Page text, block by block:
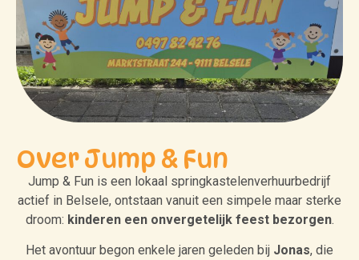
Over Jump & Fun
Jump & Fun is een lokaal springkastelenverhuurbedrijf
actief in Belsele, ontstaan vanuit een simpele maar sterke
droom: kinderen een onvergetelijk feest bezorgen.
Het avontuur begon enkele jaren geleden bij Jonas, die